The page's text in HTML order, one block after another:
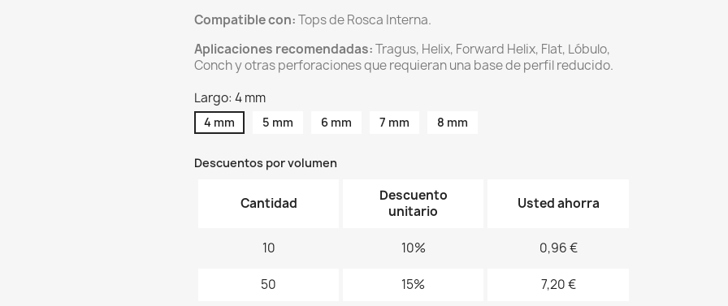
Compatible con:Tops de Rosca Interna.
Aplicaciones recomendadas:Tragus, Helix, Forward Helix, Flat, Lóbulo,
Conch y otras perforaciones que requieran una base de perfil reducido.
Largo: 4 mm
4 mm 5 mm 6 mm 7 mm 8 mm
Descuentos por volumen
Cantidad
Descuento
unitario
Usted ahorra
10 10% 0,96 €
50 15% 7,20 €